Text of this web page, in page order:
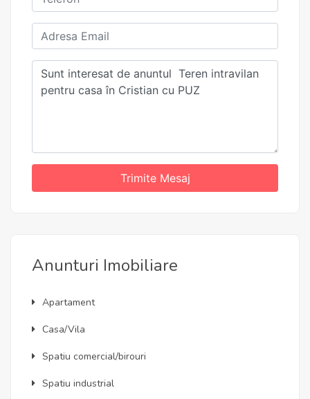
Trimite Mesaj
Anunturi Imobiliare
Apartament
Casa/Vila
Spatiu comercial/birouri
Spatiu industrial